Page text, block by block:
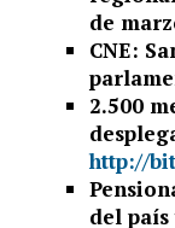
de
CNE:
2.500
http://
del país